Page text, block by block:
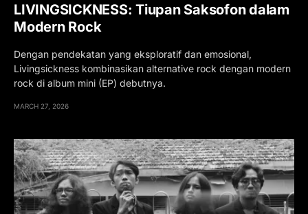
LIVINGSICKNESS: Tiupan Saksofon dalam
Modern Rock
Dengan pendekatan yang eksploratif dan emosional,
Livingsickness kombinasikan alternative rock dengan modern
rock di album mini (EP) debutnya.
MARCH 27, 2026